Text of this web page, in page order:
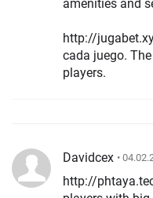
amenities and
http://
cada juego. The ambiance is designed to excite
players.
Davidcex •
http://